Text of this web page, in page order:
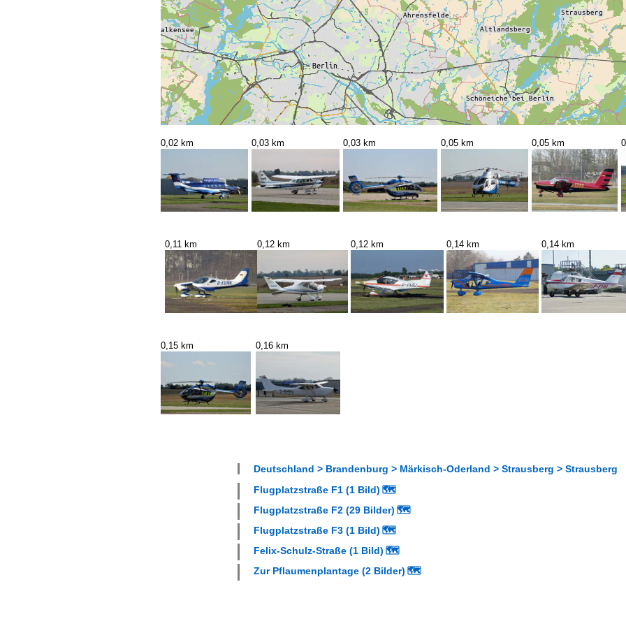
0,02 km 0,03 km 0,03 km 0,05 km 0,05 km
0,11 km 0,12 km 0,12 km 0,14 km 0,14 km
0,15 km 0,16 km
Deutschland > Brandenburg > Märkisch-Oderland > Strausberg > Strausberg
Flugplatzstraße F1 (1 Bild) 🗺
Flugplatzstraße F2 (29 Bilder) 🗺
Flugplatzstraße F3 (1 Bild) 🗺
Felix-Schulz-Straße (1 Bild) 🗺
Zur Pflaumenplantage (2 Bilder) 🗺